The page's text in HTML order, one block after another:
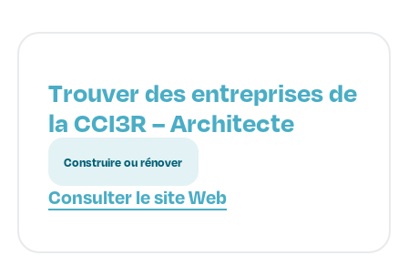
Trouver des entreprises de
la CCI3R – Architecte
Construire ou rénover
Consulter le site Web